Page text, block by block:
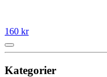
160 kr
Kategorier